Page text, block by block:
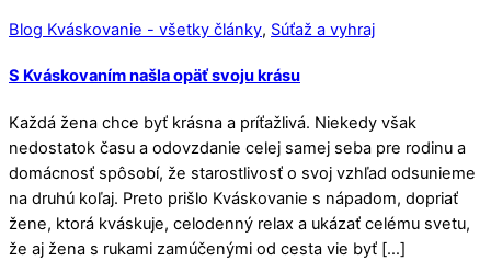
Blog Kváskovanie - všetky články, Súťaž a vyhraj
S Kváskovaním našla opäť svoju krásu
Každá žena chce byť krásna a príťažlivá. Niekedy však
nedostatok času a odovzdanie celej samej seba pre rodinu a
domácnosť spôsobí, že starostlivosť o svoj vzhľad odsunieme
na druhú koľaj. Preto prišlo Kváskovanie s nápadom, dopriať
žene, ktorá kváskuje, celodenný relax a ukázať celému svetu,
že aj žena s rukami zamúčenými od cesta vie byť […]